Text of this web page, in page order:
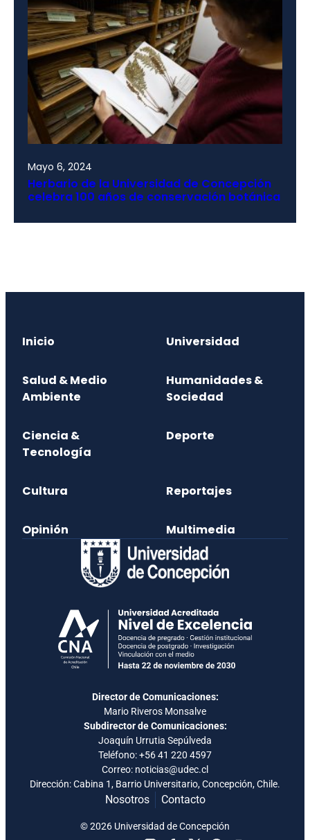
Mayo 6, 2024
Herbario de la Universidad de Concepción
celebra 100 años de conservación botánica
Inicio Universidad
Salud & Medio
Ambiente
Humanidades &
Sociedad
Ciencia &
Tecnología
Deporte
Cultura Reportajes
Opinión Multimedia
Director de Comunicaciones:
Mario Riveros Monsalve
Subdirector de Comunicaciones:
Joaquín Urrutia Sepúlveda
Teléfono:+56 41 220 4597
Correo: noticias@udec.cl
Dirección: Cabina 1, Barrio Universitario, Concepción, Chile.
Nosotros Contacto
© 2026 Universidad de Concepción